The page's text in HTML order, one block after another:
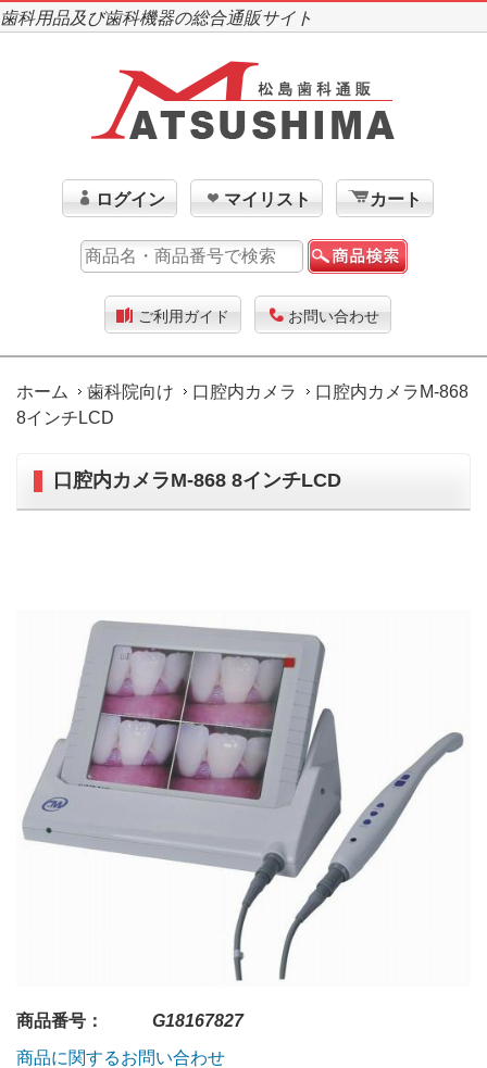
歯科用品及び歯科機器の総合通販サイト
ログイン マイリスト カート
ご利用ガイド お問い合わせ
ホーム 歯科院向け 口腔内カメラ
口腔内カメラM-868
8インチLCD
口腔内カメラM-868 8インチLCD
商品番号：
G18167827
商品に関するお問い合わせ